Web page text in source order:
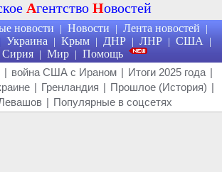
Агентство Новостей
новости | Новости | Лента новостей |
Украина | Крым | ДНР | ЛНР | США |
Сирия | Мир | Помощь
| война США с Ираном | Итоги 2025 года |
| Гренландия | Прошлое (История) |
| Популярные в соцсетях